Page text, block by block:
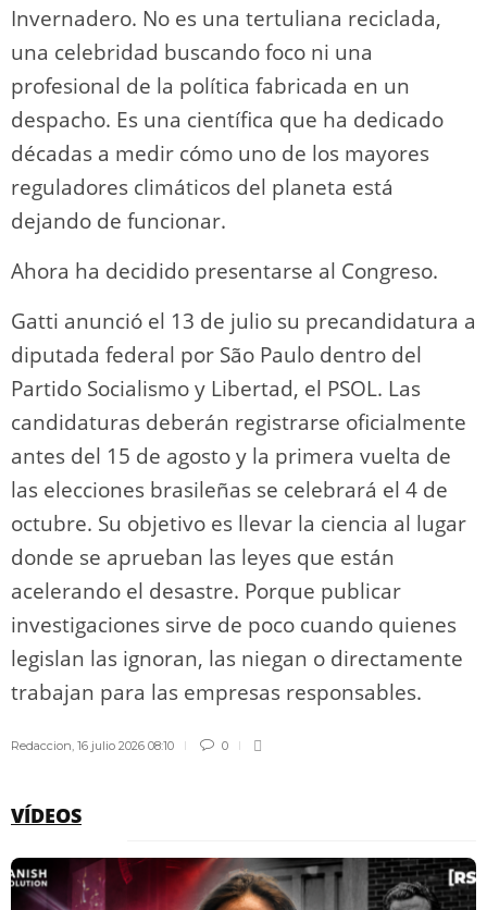
Invernadero. No es una tertuliana reciclada,
una celebridad buscando foco ni una
profesional de la política fabricada en un
despacho. Es una científica que ha dedicado
décadas a medir cómo uno de los mayores
reguladores climáticos del planeta está
dejando de funcionar.
Ahora ha decidido presentarse al Congreso.
Gatti anunció el 13 de julio su precandidatura a
diputada federal por São Paulo dentro del
Partido Socialismo y Libertad, el PSOL. Las
candidaturas deberán registrarse oficialmente
antes del 15 de agosto y la primera vuelta de
las elecciones brasileñas se celebrará el 4 de
octubre. Su objetivo es llevar la ciencia al lugar
donde se aprueban las leyes que están
acelerando el desastre. Porque publicar
investigaciones sirve de poco cuando quienes
legislan las ignoran, las niegan o directamente
trabajan para las empresas responsables.
Redaccion 16 julio 2026 08:10 0
VÍDEOS